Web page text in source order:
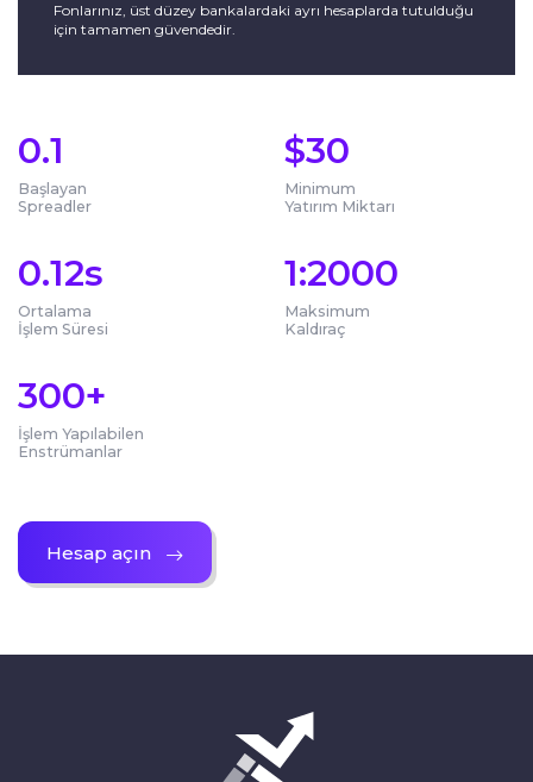
Fonlarınız, üst düzey bankalardaki ayrı hesaplarda tutulduğu
için tamamen güvendedir.
0.1
Başlayan
Spreadler
$30
Minimum
Yatırım Miktarı
0.12s
Ortalama
İşlem Süresi
1:2000
Maksimum
Kaldıraç
300+
İşlem Yapılabilen
Enstrümanlar
Hesap açın